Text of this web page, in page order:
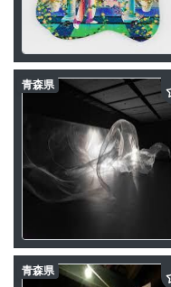
青森県
青森県